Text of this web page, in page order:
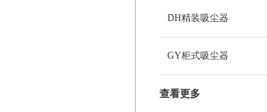
DH精装吸尘器
GY柜式吸尘器
查看更多